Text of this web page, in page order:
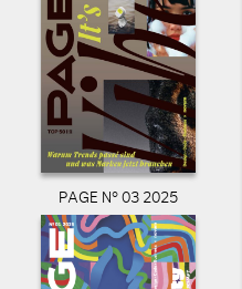
PAGE N° 03 2025